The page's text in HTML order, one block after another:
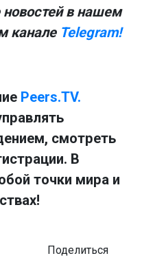
в нашем
канале Telegram!
Peers.TV.
смотреть
В
точки мира и
Поделиться